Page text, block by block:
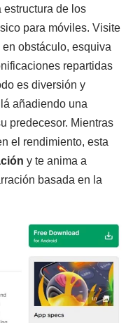
estructura de los
para móviles. Visite
obstáculo, esquiva
repartidas
es diversión y
añadiendo una
predecesor. Mientras
el rendimiento, esta
y te anima a
basada en la